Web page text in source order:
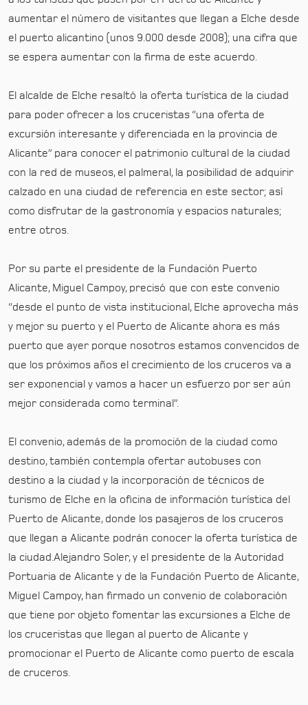
aumentar el número de visitantes que llegan a Elche desde
el puerto alicantino (unos 9.000 desde 2008); una cifra que
se espera aumentar con la firma de este acuerdo.
El alcalde de Elche resaltó la oferta turística de la ciudad
para poder ofrecer a los cruceristas “una oferta de
excursión interesante y diferenciada en la provincia de
Alicante” para conocer el patrimonio cultural de la ciudad
con la red de museos, el palmeral, la posibilidad de adquirir
calzado en una ciudad de referencia en este sector; así
como disfrutar de la gastronomía y espacios naturales;
entre otros.
Por su parte el presidente de la Fundación Puerto
Alicante, Miguel Campoy, precisó que con este convenio
“desde el punto de vista institucional, Elche aprovecha más
y mejor su puerto y el Puerto de Alicante ahora es más
puerto que ayer porque nosotros estamos convencidos de
que los próximos años el crecimiento de los cruceros va a
ser exponencial y vamos a hacer un esfuerzo por ser aún
mejor considerada como terminal”.
El convenio, además de la promoción de la ciudad como
destino, también contempla ofertar autobuses con
destino a la ciudad y la incorporación de técnicos de
turismo de Elche en la oficina de información turística del
Puerto de Alicante, donde los pasajeros de los cruceros
que llegan a Alicante podrán conocer la oferta turística de
la ciudad. Alejandro Soler, y el presidente de la Autoridad
Portuaria de Alicante y de la Fundación Puerto de Alicante,
Miguel Campoy, han firmado un convenio de colaboración
que tiene por objeto fomentar las excursiones a Elche de
los cruceristas que llegan al puerto de Alicante y
promocionar el Puerto de Alicante como puerto de escala
de cruceros.